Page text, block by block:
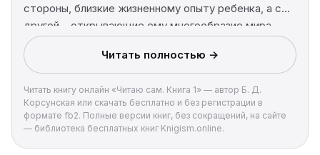
стороны, близкие жизненному опыту ребенка, а с
другой – открывающие ему многообразие мира,
законы взаимоотношений между людьми,
формирующие в неслышащем ребенке
полноценную нравственную личность. Не меньшую
ценность, чем тексты, составляют помещенные в
конце книги методические указания для педагогов и
родителей. В них содержатся конкретные и
Читать полностью →
Читать книгу онлайн «Читаю сам. Книга 1» — автор Б. Д.
Корсунская или скачать бесплатно и без регистрации в
формате fb2. Полные версии книг, без сокращений, на сайте
— библиотека бесплатных книг Knigism.online.